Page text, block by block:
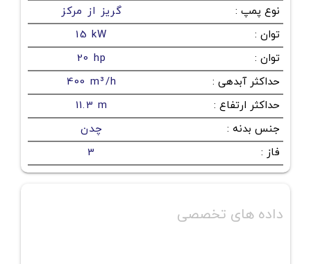
نوع پمپ :
گریز از مرکز
توان :
15 kW
توان :
20 hp
حداکثر آبدهی :
400 m³/h
حداکثر ارتفاع :
11.3 m
جنس بدنه :
چدن
فاز :
3
داده های تخصصی